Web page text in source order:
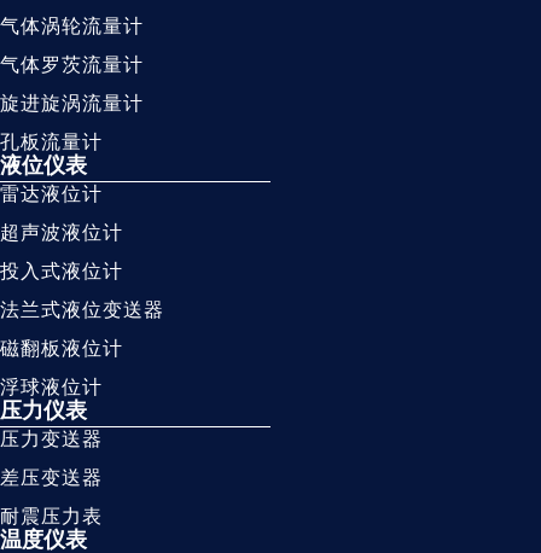
气体涡轮流量计
气体罗茨流量计
旋进旋涡流量计
孔板流量计
液位仪表
雷达液位计
超声波液位计
投入式液位计
法兰式液位变送器
磁翻板液位计
浮球液位计
压力仪表
压力变送器
差压变送器
耐震压力表
温度仪表